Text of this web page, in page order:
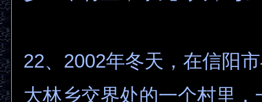
22、2002年冬天，在信阳
大林乡交界处的一个村里，